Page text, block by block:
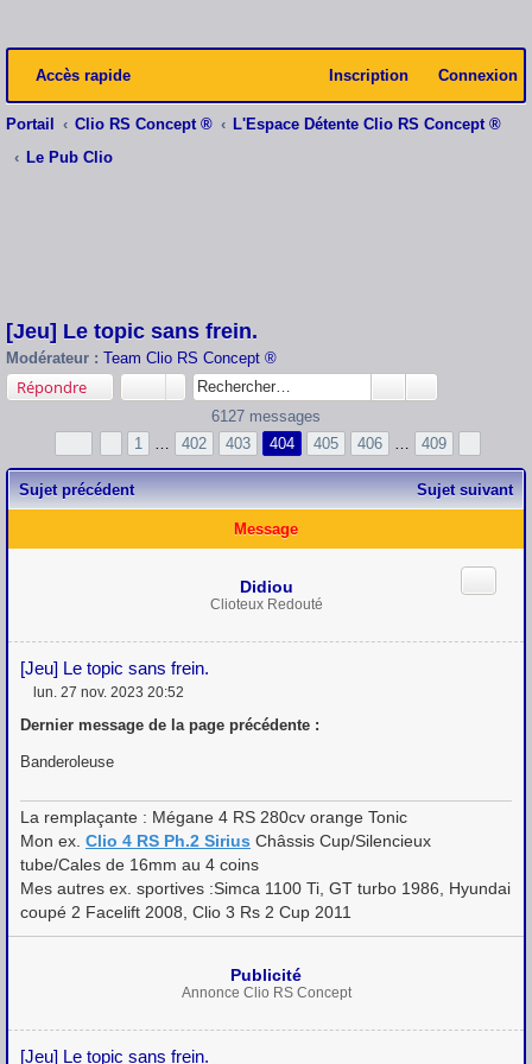
Accès rapide Connexion
Inscription
Portail Clio RS Concept ®
L'Espace Détente Clio RS Concept ®
Le Pub Clio
[Jeu] Le topic sans frein.
Modérateur : Team Clio RS Concept ®
Répondre
6127 messages
1
402 403 404 405 406 409
Sujet précédent Sujet suivant
Message
Didiou
Clioteux Redouté
[Jeu] Le topic sans frein.
e
s
a
e
lun. 27 nov. 2023 20:52
Dernier message de la page précédente :
Banderoleuse
La remplaçante : Mégane 4 RS 280cv orange Tonic
Mon ex. Clio 4 RS Ph.2 Sirius Châssis Cup/Silencieux
tube/Cales de 16mm au 4 coins
Mes autres ex. sportives :Simca 1100 Ti, GT turbo 1986, Hyundai
coupé 2 Facelift 2008, Clio 3 Rs 2 Cup 2011
Publicité
Annonce Clio RS Concept
[Jeu] Le topic sans frein.